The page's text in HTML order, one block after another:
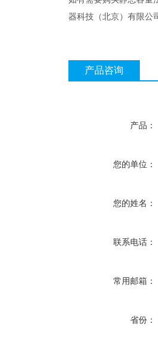
器科技（北京）有限公
产品咨询
产品：
您的单位：
您的姓名：
联系电话：
常用邮箱：
省份：